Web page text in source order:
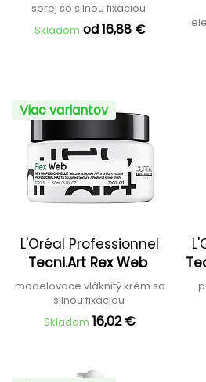
sprej so silnou fixáciou
Skladom od 16,88 €
Viac variantov
L'Oréal Professionnel
Tecni.Art Rex Web
modelovace vláknitý krém so
silnou fixáciou
Skladom 16,02 €